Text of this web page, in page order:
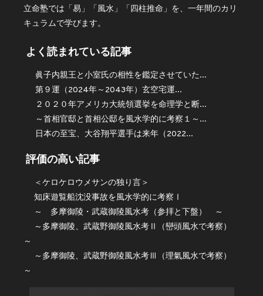
立命塾では「易」「風水」「四柱推命」を、一年間のカリ
キュラムで学びます。
よく読まれている記事
眞子内親王と小室氏の相性を鑑定させていた...
第９運（2024年～2043年）玄空宅運...
２０２０年アメリカ大統領選挙を命理学と断...
～首相官邸と首相公邸を風水学的に考察１～...
日本の至宝、大谷翔平選手は来年（2022...
評価の高い記事
＜ケロケロウメサンの独り言＞
知床遊覧船沈没事故を風水学的に考察Ⅰ
～ 多摩御陵・武蔵御陵風水考（参拝と下盤） ～
～多摩御陵、武蔵野御陵風水考Ⅱ（巒頭風水で考察）
～
～多摩御陵、武蔵野御陵風水考Ⅲ（理氣風水で考察）
～